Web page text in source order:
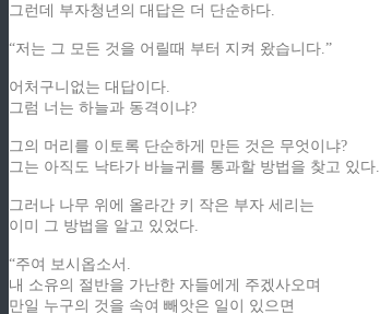
그런데 부자청년의 대답은 더 단순하다.
“저는 그 모든 것을 어릴때 부터 지켜 왔습니다.”
어처구니없는 대답이다.
그럼 너는 하늘과 동격이냐?
그의 머리를 이토록 단순하게 만든 것은 무엇이냐?
그는 아직도 낙타가 바늘귀를 통과할 방법을 찾고 있다.
그러나 나무 위에 올라간 키 작은 부자 세리는
이미 그 방법을 알고 있었다.
“주여 보시옵소서.
내 소유의 절반을 가난한 자들에게 주겠사오며
만일 누구의 것을 속여 빼앗은 일이 있으면